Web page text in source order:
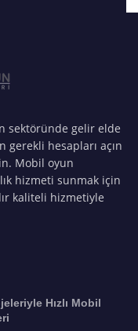
sektöründe gelir elde
gerekli hesapları açın
Mobil oyun
hizmeti sunmak için
kaliteli hizmetiyle
Hızlı Mobil